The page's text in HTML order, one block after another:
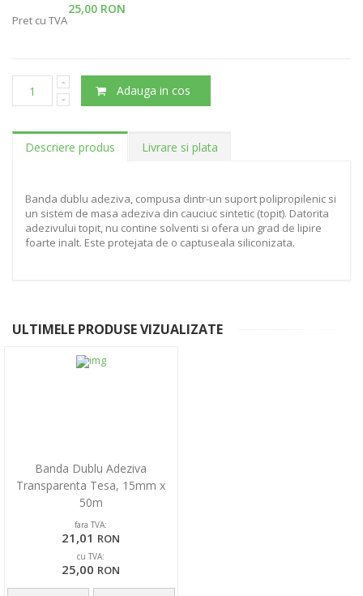
25,00 RON
Pret cu TVA
Adauga in cos
Descriere produs Livrare si plata
Banda dublu adeziva, compusa dintr-un suport polipropilenic si
un sistem de masa adeziva din cauciuc sintetic (topit). Datorita
adezivului topit, nu contine solventi si ofera un grad de lipire
foarte inalt. Este protejata de o captuseala siliconizata.
ULTIMELE PRODUSE VIZUALIZATE
Banda Dublu Adeziva
Transparenta Tesa, 15mm x
50m
fara TVA:
21,01 RON
cu TVA:
25,00 RON